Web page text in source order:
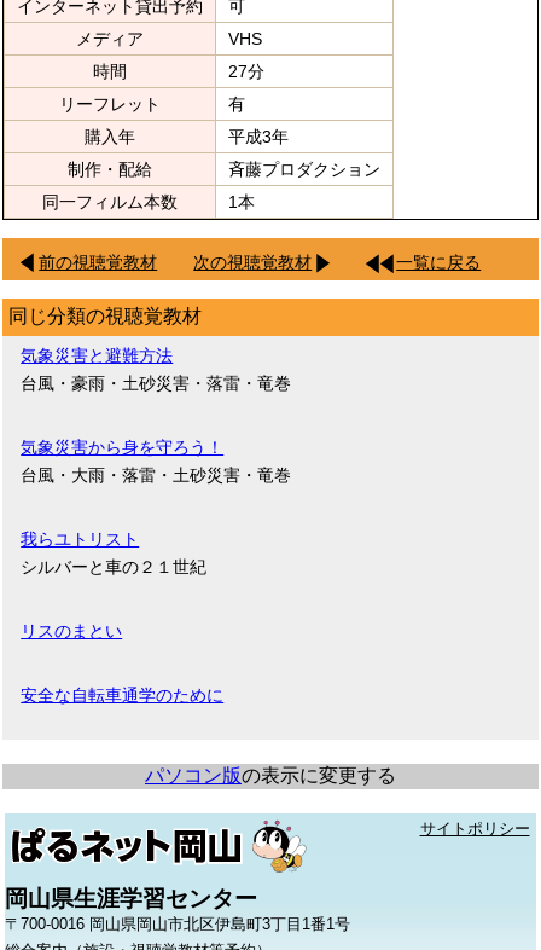
インターネット貸出予約
可
メディア
VHS
時間
27分
リーフレット
有
購入年
平成3年
制作・配給
斉藤プロダクション
同一フィルム本数
1本
前の視聴覚教材 次の視聴覚教材 一覧に戻る
同じ分類の視聴覚教材
気象災害と避難方法
台風・豪雨・土砂災害・落雷・竜巻
気象災害から身を守ろう！
台風・大雨・落雷・土砂災害・竜巻
我らユトリスト
シルバーと車の２１世紀
リスのまとい
安全な自転車通学のために
パソコン版の表示に変更する
サイトポリシー
岡山県生涯学習センター
〒700-0016 岡山県岡山市北区伊島町3丁目1番1号